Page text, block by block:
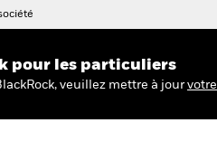
pour les particuliers
veuillez mettre à jour